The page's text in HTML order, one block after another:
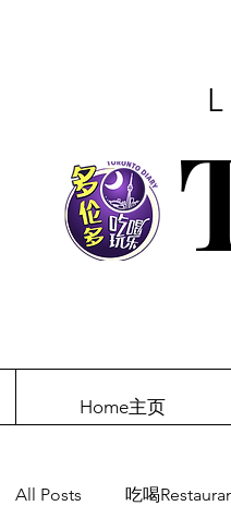
Home主页
All Posts 吃喝